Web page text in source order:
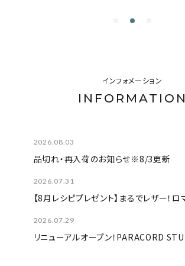
CONTACT
お問い合わせ
インフォメーション
INFORMATION
2026.08.03
品切れ・再入荷のお知らせ※8/3更新
2026.07.31
2026.07.29